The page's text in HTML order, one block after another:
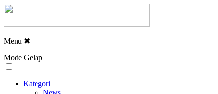
Menu ✖
Mode Gelap
Kategori
News